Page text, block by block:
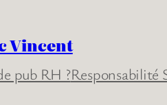
Vincent
pub RH ?Responsabilité